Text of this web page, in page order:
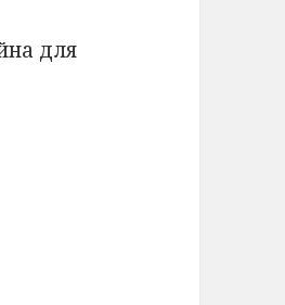
для